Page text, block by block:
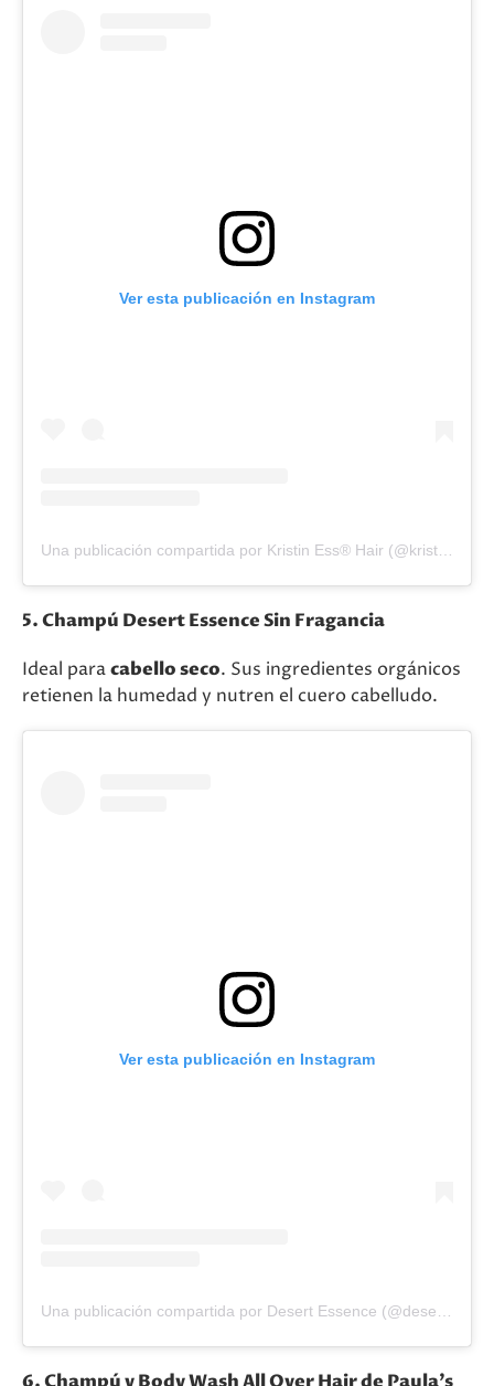
Ver esta publicación en Instagram
5. Champú Desert Essence Sin Fragancia
Ideal paracabello seco. Sus ingredientes orgánicos
retienen la humedad y nutren el cuero cabelludo.
Ver esta publicación en Instagram